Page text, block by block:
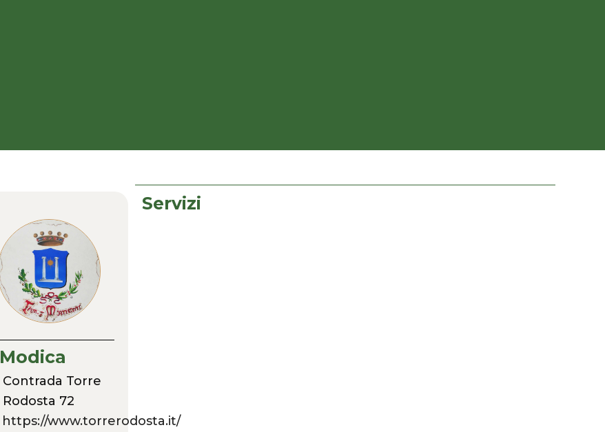
Modica
Contrada Torre
Rodosta 72
https://www.torrerodosta.it/
Servizi